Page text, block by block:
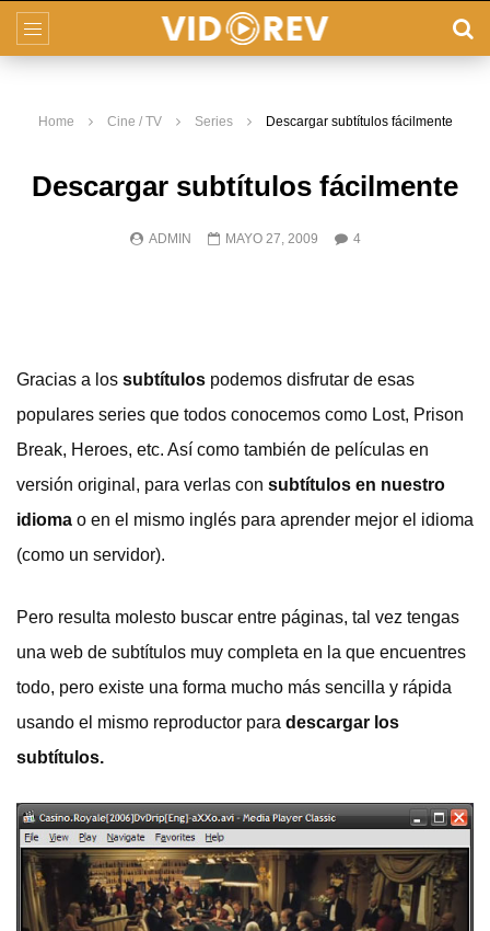
Home Cine / TV Series Descargar subtítulos fácilmente
Descargar subtítulos fácilmente
ADMIN MAYO 27, 2009 4
Gracias a los subtítulos podemos disfrutar de esas
populares series que todos conocemos como Lost, Prison
Break, Heroes, etc. Así como también de películas en
versión original, para verlas con subtítulos en nuestro
idioma o en el mismo inglés para aprender mejor el idioma
(como un servidor).
Pero resulta molesto buscar entre páginas, tal vez tengas
una web de subtítulos muy completa en la que encuentres
todo, pero existe una forma mucho más sencilla y rápida
usando el mismo reproductor para descargar los
subtítulos.